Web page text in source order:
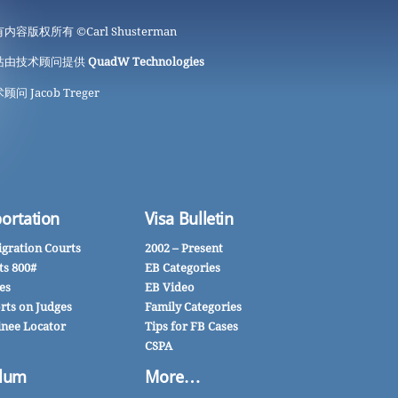
内容版权所有 ©Carl Shusterman
由技术顾问提供QuadW Technologies
顾问 Jacob Treger
Courts
800#
on Judges
Locator
Visa Bulletin
2002 – Present
EB Categories
EB Video
Family Categories
Tips for FB Cases
CSPA
More…